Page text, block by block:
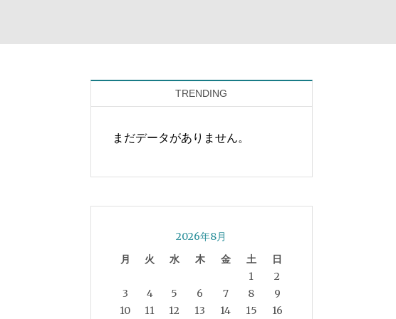
TRENDING
まだデータがありません。
2026年8月
月
火 水 木 金 土
日
1
2
3
4 5 6 7 8
9
10
11 12 13 14 15 16